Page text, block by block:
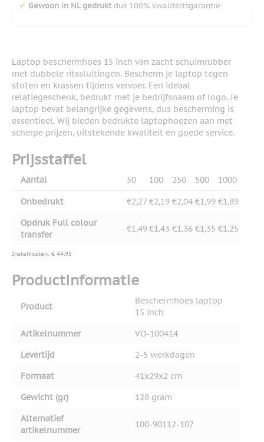
✔ Gewoon in NL gedruktdus 100% kwaliteitsgarantie
Laptop beschermhoes 15 inch van zacht schuimrubber
met dubbele ritssluitingen. Bescherm je laptop tegen
stoten en krassen tijdens vervoer. Een ideaal
relatiegeschenk, bedrukt met je bedrijfsnaam of logo. Je
laptop bevat belangrijke gegevens, dus bescherming is
essentieel. Wij bieden bedrukte laptophoezen aan met
scherpe prijzen, uitstekende kwaliteit en goede service.
Prijsstaffel
Aantal 50 100 250 500 1000
Onbedrukt €2,27 €2,19 €2,04 €1,99 €1,89
Opdruk Full colour
transfer
€1,49€1,43 €1,36 €1,35 €1,25
Instelkosten: € 44,95
Productinformatie
Product
Beschermhoes laptop
15 inch
Artikelnummer
VO-100414
Levertijd
2-5 werkdagen
Formaat
41x29x2 cm
Gewicht (gr)
128 gram
Alternatief
artikelnummer
100-90112-107